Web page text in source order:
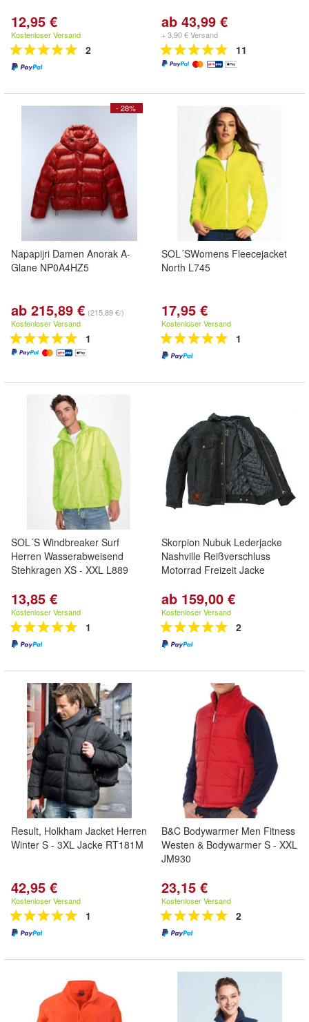
12,95 €
Kostenloser Versand
2
ab 43,99 €
+ 3,90 € Versand
11
- 28%
Napapijri Damen Anorak A-
Glane NP0A4HZ5
ab 215,89 € (215,89 €/)
Kostenloser Versand
1
SOL´SWomens Fleecejacket
North L745
17,95 €
Kostenloser Versand
1
SOL´S Windbreaker Surf
Herren Wasserabweisend
Stehkragen XS - XXL L889
13,85 €
Kostenloser Versand
1
Skorpion Nubuk Lederjacke
Nashville Reißverschluss
Motorrad Freizeit Jacke
ab 159,00 €
Kostenloser Versand
2
Result, Holkham Jacket Herren
Winter S - 3XL Jacke RT181M
42,95 €
Kostenloser Versand
1
B&C Bodywarmer Men Fitness
Westen & Bodywarmer S - XXL
JM930
23,15 €
Kostenloser Versand
2